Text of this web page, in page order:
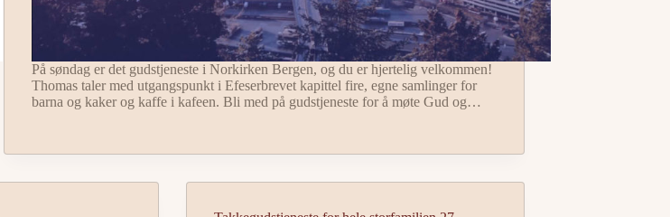
På søndag er det gudstjeneste i Norkirken Bergen, og du er hjertelig velkommen!
Thomas taler med utgangspunkt i Efeserbrevet kapittel fire, egne samlinger for
barna og kaker og kaffe i kafeen. Bli med på gudstjeneste for å møte Gud og…